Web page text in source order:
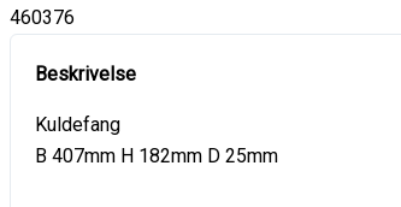
460376
Kuldefang
B 407mm H 182mm D 25mm